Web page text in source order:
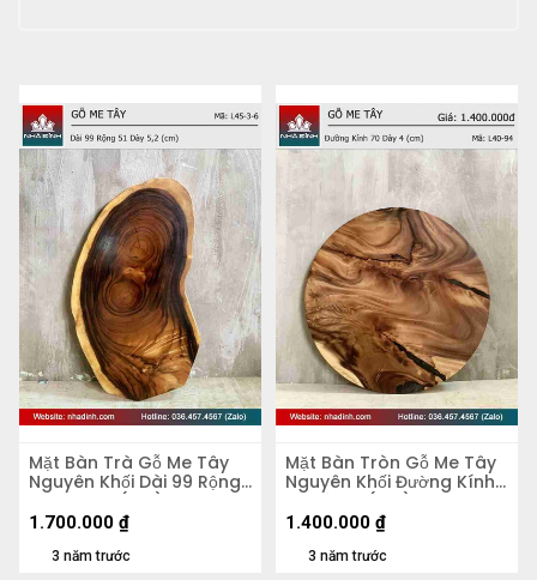
Mặt Bàn Trà Gỗ Me Tây
Nguyên Khối Dài 99 Rộng
51 Dày 5,2 (cm)
3 năm trước
1.700.000 ₫
Mặt Bàn Tròn Gỗ Me Tây
Nguyên Khối Đường Kính
70 Dày 4 (cm)
3 năm trước
1.400.000 ₫